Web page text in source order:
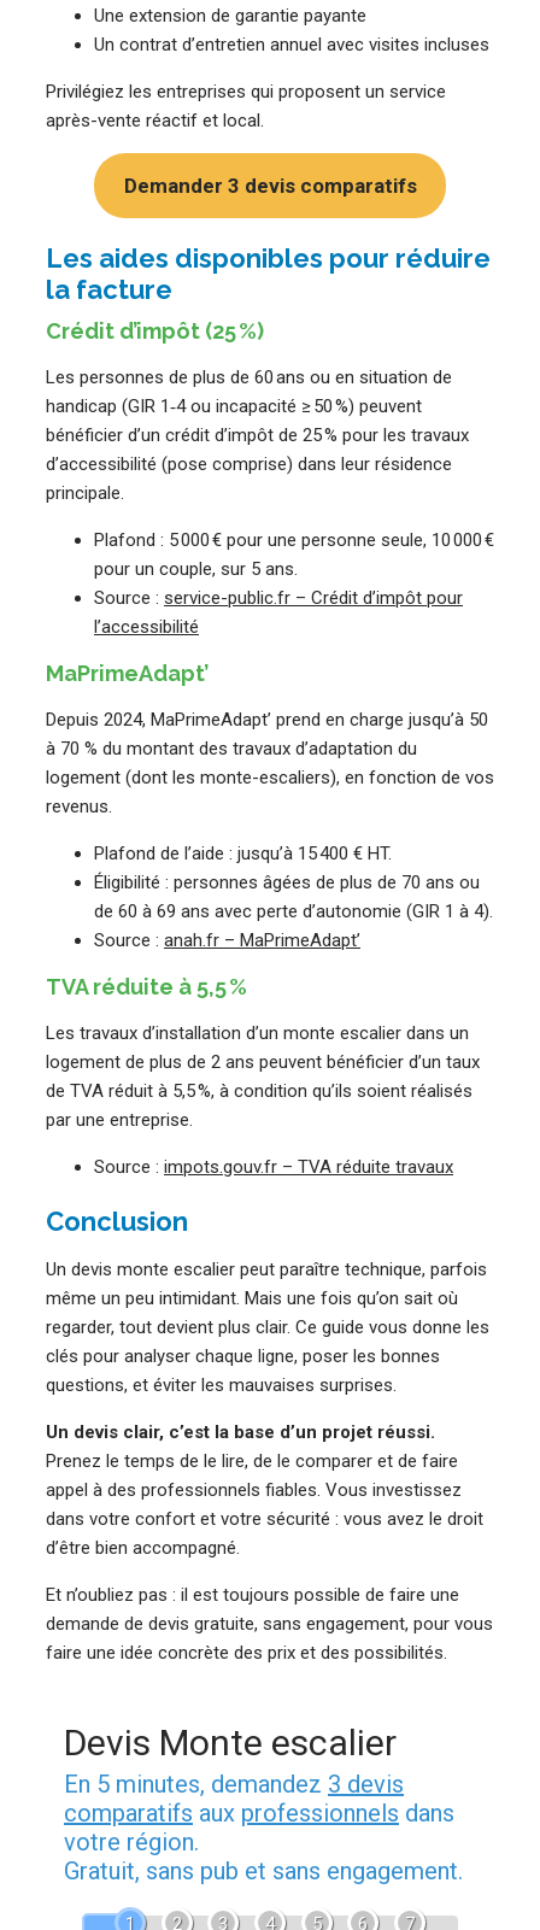
Une extension de garantie payante
Un contrat d’entretien annuel avec visites incluses
Privilégiez les entreprises qui proposent un service
après-vente réactif et local.
Demander 3 devis comparatifs
Les aides disponibles pour réduire
la facture
Crédit d’impôt (25 %)
Les personnes de plus de 60 ans ou en situation de
handicap (GIR 1‑4 ou incapacité ≥ 50 %) peuvent
bénéficier d’un crédit d’impôt de 25 % pour les travaux
d’accessibilité (pose comprise) dans leur résidence
principale.
Plafond : 5 000 € pour une personne seule, 10 000 €
pour un couple, sur 5 ans.
Source : service-public.fr – Crédit d’impôt pour
l’accessibilité
MaPrimeAdapt’
Depuis 2024, MaPrimeAdapt’ prend en charge jusqu’à 50
à 70 % du montant des travaux d’adaptation du
logement (dont les monte-escaliers), en fonction de vos
revenus.
Plafond de l’aide : jusqu’à 15 400 € HT.
Éligibilité : personnes âgées de plus de 70 ans ou
de 60 à 69 ans avec perte d’autonomie (GIR 1 à 4).
Source : anah.fr – MaPrimeAdapt’
TVA réduite à 5,5 %
Les travaux d’installation d’un monte escalier dans un
logement de plus de 2 ans peuvent bénéficier d’un taux
de TVA réduit à 5,5 %, à condition qu’ils soient réalisés
par une entreprise.
Source : impots.gouv.fr – TVA réduite travaux
Conclusion
Un devis monte escalier peut paraître technique, parfois
même un peu intimidant. Mais une fois qu’on sait où
regarder, tout devient plus clair. Ce guide vous donne les
clés pour analyser chaque ligne, poser les bonnes
questions, et éviter les mauvaises surprises.
Un devis clair, c’est la base d’un projet réussi.
Prenez le temps de le lire, de le comparer et de faire
appel à des professionnels fiables. Vous investissez
dans votre confort et votre sécurité : vous avez le droit
d’être bien accompagné.
Et n’oubliez pas : il est toujours possible de faire une
demande de devis gratuite, sans engagement, pour vous
faire une idée concrète des prix et des possibilités.
Devis Monte escalier
En 5 minutes, demandez 3 devis
comparatifs aux professionnels dans
votre région.
Gratuit, sans pub et sans engagement.
1 2 3 4 5 6 7